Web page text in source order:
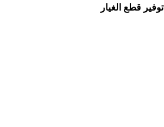
توفير قطع الغيار